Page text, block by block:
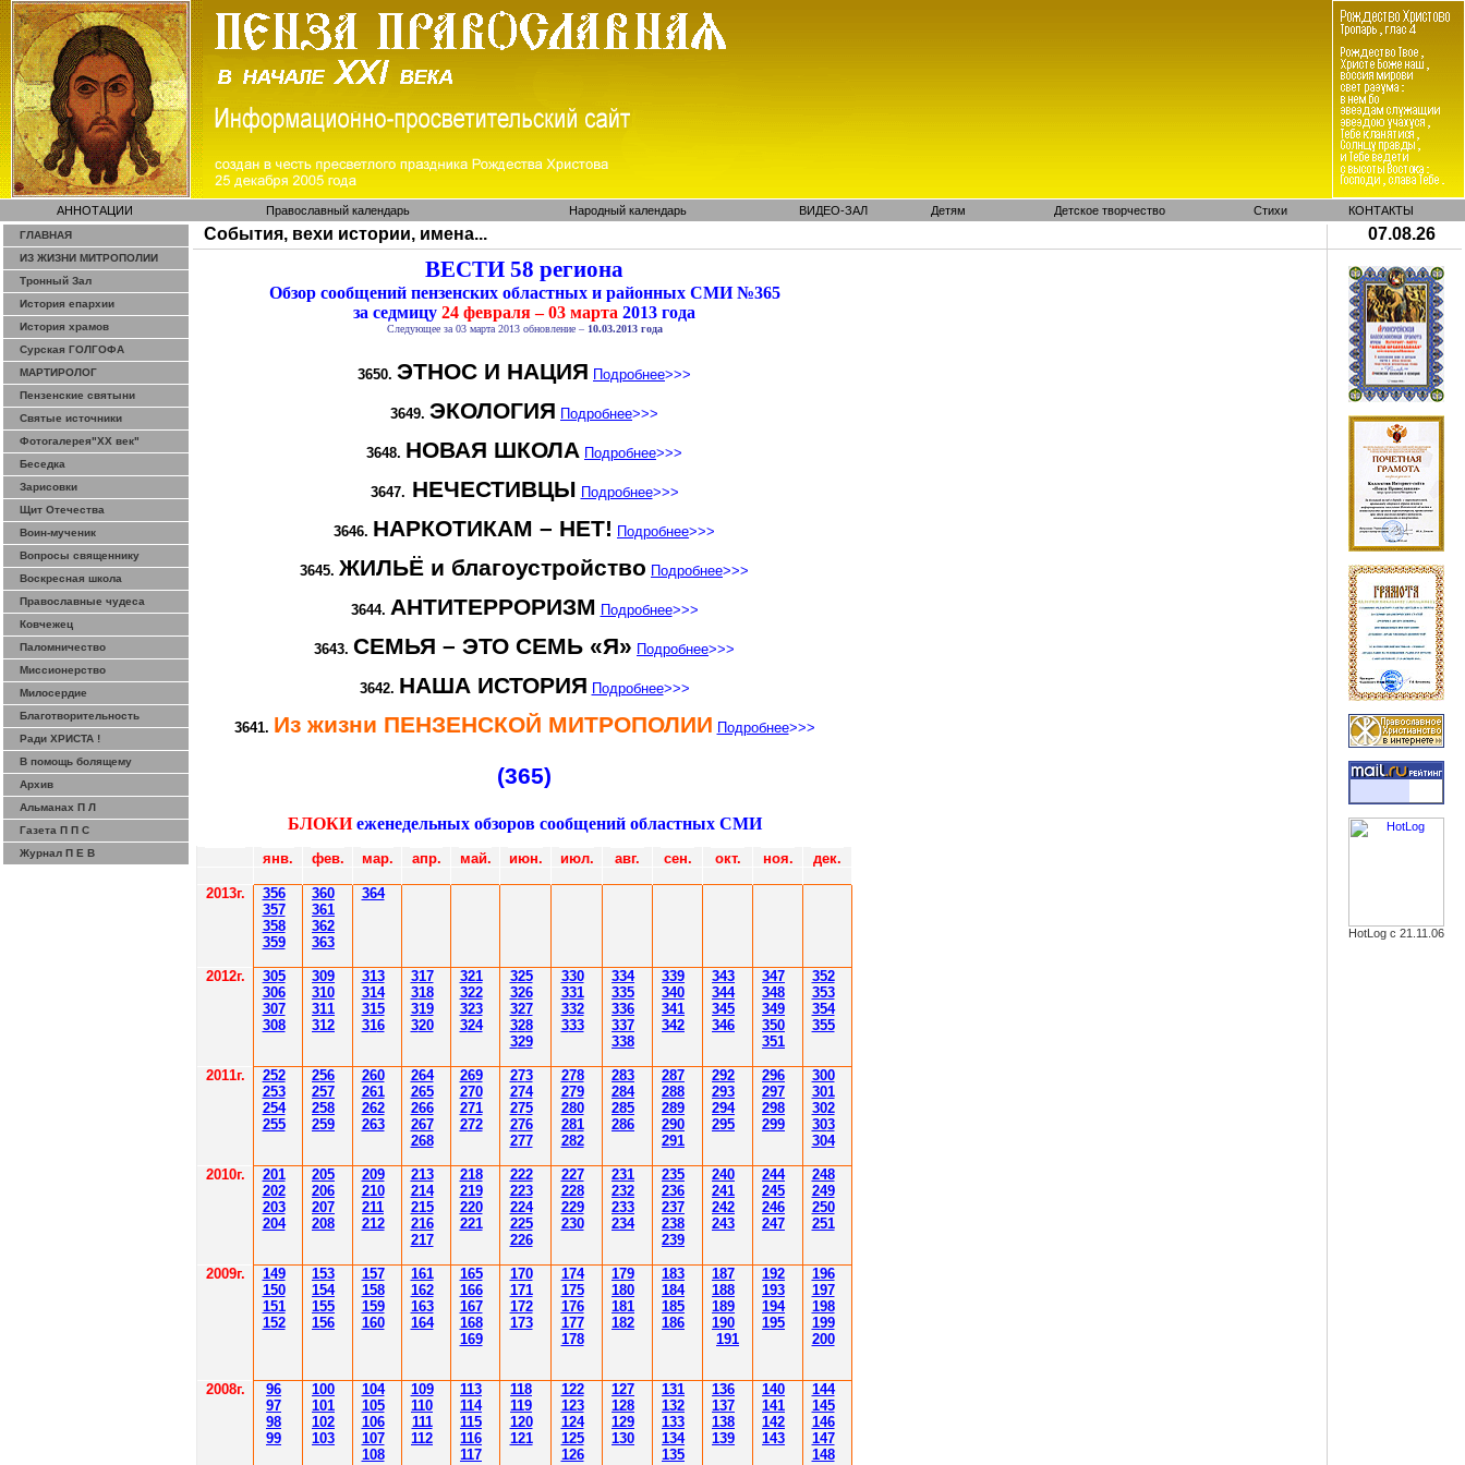
АННОТАЦИИ Православный календарь Народный календарь ВИДЕО-ЗАЛ Детям Детское творчество Стихи КОНТАКТЫ
ГЛАВНАЯ
ИЗ ЖИЗНИ МИТРОПОЛИИ
Тронный Зал
История епархии
История храмов
Сурская ГОЛГОФА
МАРТИРОЛОГ
Пензенские святыни
Святые источники
Фотогалерея"ХХ век"
Беседка
Зарисовки
Щит Отечества
Воин-мученик
Вопросы священнику
Воскресная школа
Православные чудеса
Ковчежец
Паломничество
Миссионерство
Милосердие
Благотворительность
Ради ХРИСТА !
В помощь болящему
Архив
Альманах П Л
Газета П П С
Журнал П Е В
События, вехи истории, имена... 07.08.26
ВЕСТИ 58 региона
Обзор сообщений пензенских областных и районных СМИ №365
за седмицу 24 февраля – 03 марта 2013 года
Следующее за 03 марта 2013 обновление – 10.03.2013 года
3650. ЭТНОС И НАЦИЯ Подробнее>>>
3649. ЭКОЛОГИЯ Подробнее>>>
3648. НОВАЯ ШКОЛА Подробнее>>>
3647. НЕЧЕСТИВЦЫ Подробнее>>>
3646. НАРКОТИКАМ – НЕТ! Подробнее>>>
3645. ЖИЛЬЁ и благоустройство Подробнее>>>
3644. АНТИТЕРРОРИЗМ Подробнее>>>
3643. СЕМЬЯ – ЭТО СЕМЬ «Я» Подробнее>>>
3642. НАША ИСТОРИЯ Подробнее>>>
3641. Из жизни ПЕНЗЕНСКОЙ МИТРОПОЛИИ Подробнее>>>
(365)
БЛОКИ еженедельных обзоров сообщений областных СМИ
янв. фев. мар. апр. май. июн. июл. авг. сен. окт. ноя. дек.
2013г.
356
357
358
359
360
361
362
363
364
2012г. 305
306
307
308
309
310
311
312
313
314
315
316
317
318
319
320
321
322
323
324
325
326
327
328
329
330
331
332
333
334
335
336
337
338
339
340
341
342
343
344
345
346
347
348
349
350
351
352
353
354
355
2011г.
252
253
254
255
256
257
258
259
260
261
262
263
264
265
266
267
268
269
270
271
272
273
274
275
276
277
278
279
280
281
282
283
284
285
286
287
288
289
290
291
292
293
294
295
296
297
298
299
300
301
302
303
304
2010г.
201
202
203
204
205
206
207
208
209
210
211
212
213
214
215
216
217
218
219
220
221
222
223
224
225
226
227
228
229
230
231
232
233
234
235
236
237
238
239
240
241
242
243
244
245
246
247
248
249
250
251
2009г.
149
150
151
152
153
154
155
156
157
158
159
160
161
162
163
164
165
166
167
168
169
170
171
172
173
174
175
176
177
178
179
180
181
182
183
184
185
186
187
188
189
190
191
192
193
194
195
196
197
198
199
200
2008г.
96
97
98
99
100
101
102
103
104
105
106
107
108
109
110
111
112
113
114
115
116
117
118
119
120
121
122
123
124
125
126
127
128
129
130
131
132
133
134
135
136
137
138
139
140
141
142
143
144
145
146
147
148
HotLog с 21.11.06